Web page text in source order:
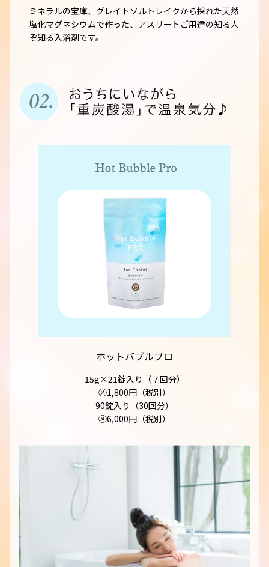
ミネラルの宝庫、グレイトソルトレイクから採れた天然
塩化マグネシウムで作った、アスリートご用達の知る人
ぞ知る入浴剤です。
ホットバブルプロ
15g×21錠入り（７回分）
㋱1,800円（税別）
90錠入り（30回分）
㋱6,000円（税別）